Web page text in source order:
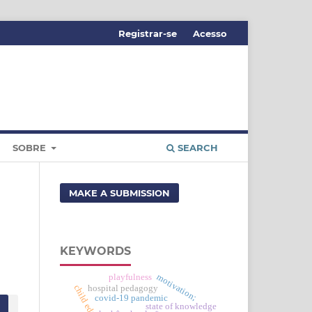
SOBRE SEARCH
Registrar-se Acesso
MAKE A SUBMISSION
KEYWORDS
state of knowledge
covid-19 pandemic
hospital pedagogy
playfulness motivation;